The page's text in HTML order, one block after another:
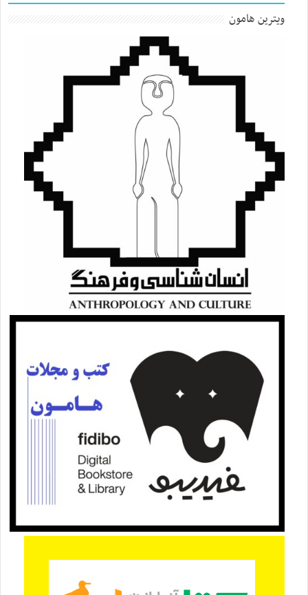
ویترین هامون